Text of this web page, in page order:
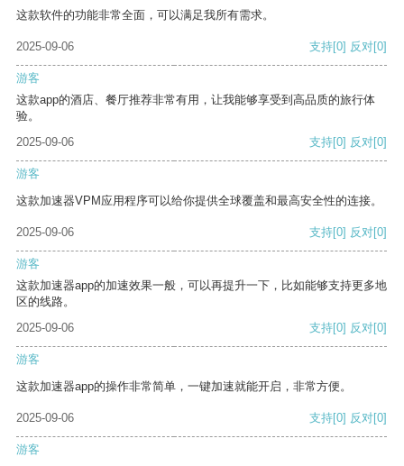
这款软件的功能非常全面，可以满足我所有需求。
2025-09-06 支持[0] 反对[0]
游客
这款app的酒店、餐厅推荐非常有用，让我能够享受到高品质的旅行体
验。
2025-09-06
支持[0] 反对[0]
游客
这款加速器VPM应用程序可以给你提供全球覆盖和最高安全性的连接。
2025-09-06 支持[0] 反对[0]
游客
这款加速器app的加速效果一般，可以再提升一下，比如能够支持更多地
区的线路。
2025-09-06
支持[0] 反对[0]
游客
这款加速器app的操作非常简单，一键加速就能开启，非常方便。
2025-09-06 支持[0] 反对[0]
游客